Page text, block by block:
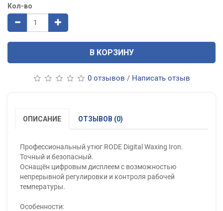
Кол-во
В КОРЗИНУ
0 отзывов / Написать отзыв
ОПИСАНИЕ ОТЗЫВОВ (0)
Профессиональный утюг RODE Digital Waxing Iron.
Точный и безопасный.
Оснащён цифровым дисплеем с возможностью
непрерывной регулировки и контроля рабочей
температуры.
Особенности: